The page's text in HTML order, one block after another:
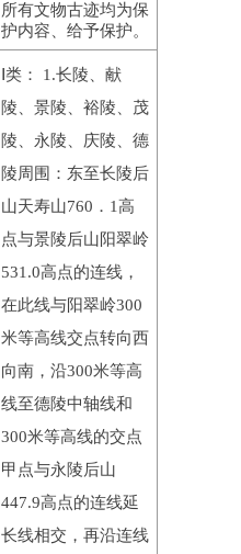
所有文物古迹均为保
护内容、给予保护。
Ⅰ类： 1.长陵、献
陵、景陵、裕陵、茂
陵、永陵、庆陵、德
陵周围：东至长陵后
山天寿山760．1高
点与景陵后山阳翠岭
531.0高点的连线，
在此线与阳翠岭300
米等高线交点转向西
向南，沿300米等高
线至德陵中轴线和
300米等高线的交点
甲点与永陵后山
447.9高点的连线延
长线相交，再沿连线